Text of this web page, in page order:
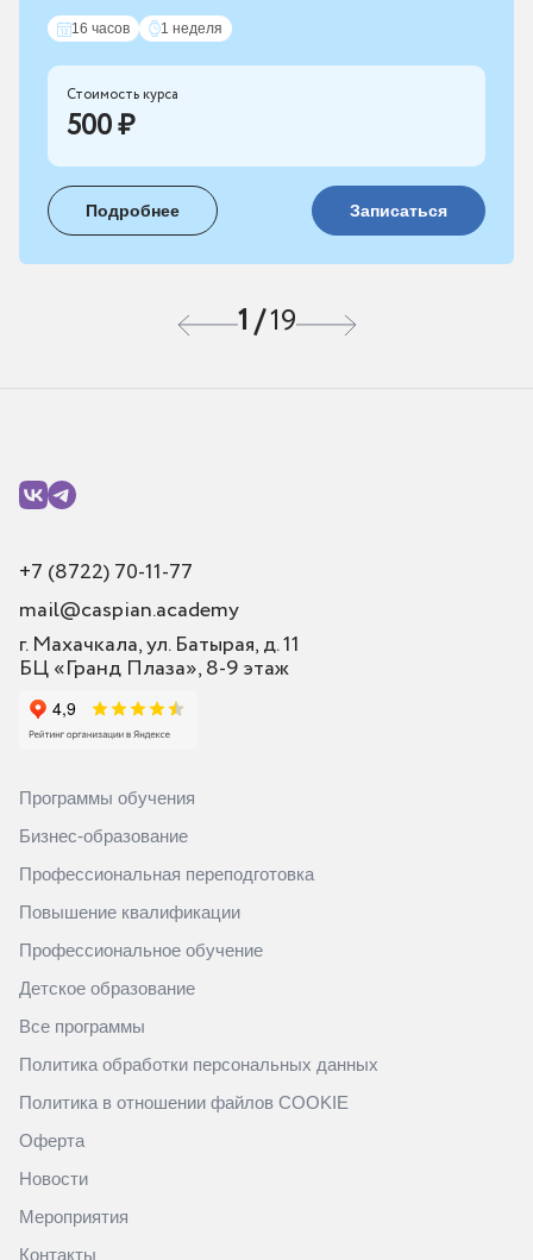
1/19
16 часов 1 неделя
Стоимость курса
500 ₽
Подробнее Записаться
+7 (8722) 70-11-77
mail@caspian.academy
г. Махачкала, ул. Батырая, д. 11
БЦ «Гранд Плаза», 8-9 этаж
Программы обучения
Бизнес-образование
Профессиональная переподготовка
Повышение квалификации
Профессиональное обучение
Детское образование
Все программы
Политика обработки персональных данных
Политика в отношении файлов COOKIE
Оферта
Новости
Мероприятия
Контакты